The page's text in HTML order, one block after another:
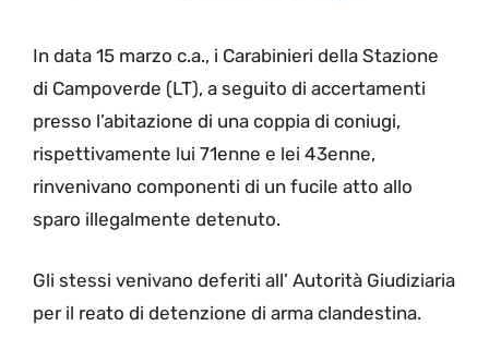
In data 15 marzo c.a., i Carabinieri della Stazione
di Campoverde (LT), a seguito di accertamenti
presso l’abitazione di una coppia di coniugi,
rispettivamente lui 71enne e lei 43enne,
rinvenivano componenti di un fucile atto allo
sparo illegalmente detenuto.
Gli stessi venivano deferiti all’ Autorità Giudiziaria
per il reato di detenzione di arma clandestina.